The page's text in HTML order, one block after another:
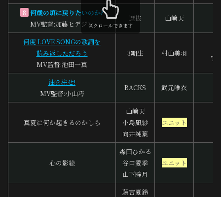
8 何歳の頃に戻りたいのか?
MV監督:加藤ヒデジン
選抜 山﨑天
何度 LOVE SONGの歌詞を
読み返しただろう
MV監督:池田一真
3期生 村山美羽
油を注せ!
MV監督:小山巧
BACKS 武元唯衣
真夏に何か起きるのかしら
山﨑天
小島凪紗
向井純葉
ユニット
心の影絵
森田ひかる
谷口愛季
山下瞳月
ユニット
藤吉夏鈴
スクロールできます